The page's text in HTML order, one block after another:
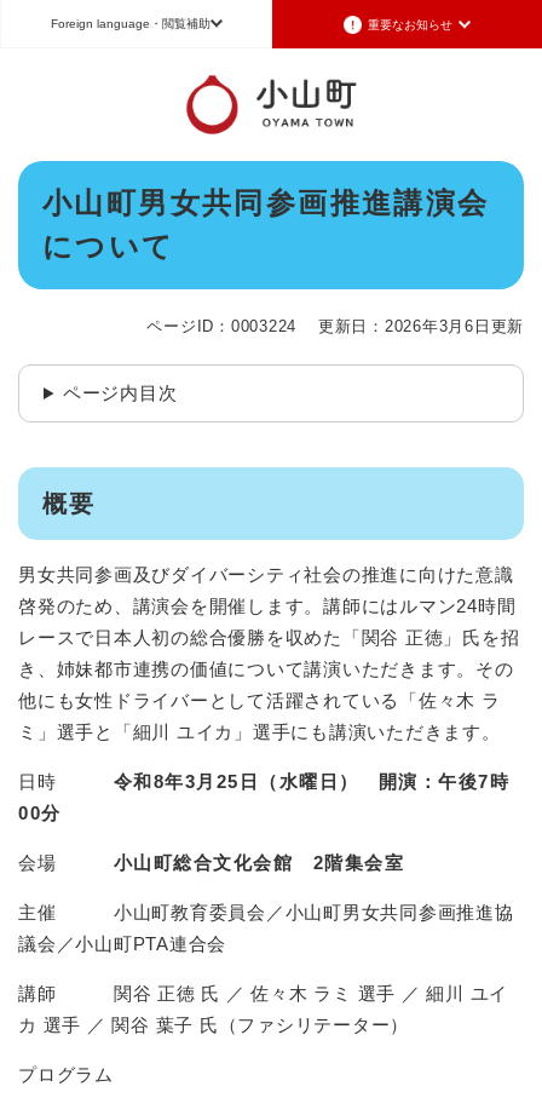
メニューを飛ばして本文へ
Foreign language ・閲覧補助 重要なお知らせ
重要なお知らせ
令和8年6月26日発生の地震被害に対する支援制度のお知らせ
2026年6月28日更新
地震による断水は6月28日午後5時に復旧しました
2026年6月28日更新
2026年6月27日更新
Foreign language
日本語（Japanese） English（英語）
中文（簡体字）
Português（ポルトガル語）
한국어（韓国語）
文字サイズ
本
小山町男女共同参画推進講演会
について
ページID：0003224 更新日：2026年3月6日更新
ページ内目次
概要
男女共同参画及びダイバーシティ社会の推進に向けた意識
啓発のため、講演会を開催します。講師にはルマン24時間
レースで日本人初の総合優勝を収めた「関谷 正徳」氏を招
き、姉妹都市連携の価値について講演いただきます。その
他にも女性ドライバーとして活躍されている「佐々木 ラ
ミ」選手と「細川 ユイカ」選手にも講演いただきます。
日時 令和8年3月25日（水曜日）
開演：午後7時
00分
会場 小山町総合文化会館 2階集会室
主催 小山町教育委員会／小山町男女共同参画推進協
議会／小山町PTA連合会
講師 関谷 正徳 氏 ／ 佐々木 ラミ 選手 ／ 細川 ユイ
カ 選手 ／ 関谷 葉子 氏（ファシリテーター）
プログラム